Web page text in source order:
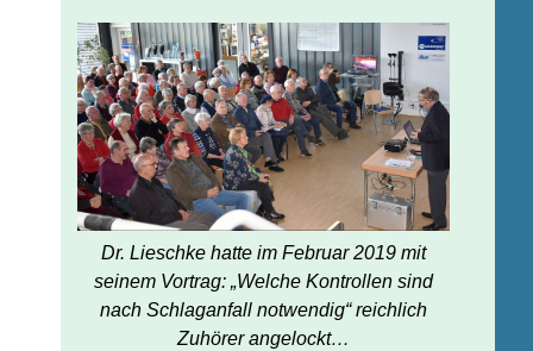
Dr. Lieschke hatte im Februar 2019 mit
seinem Vortrag: „Welche Kontrollen sind
nach Schlaganfall notwendig“ reichlich
Zuhörer angelockt…